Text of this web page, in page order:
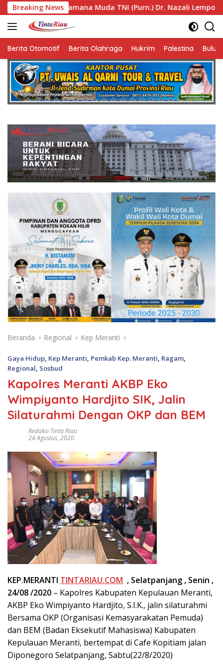
Langsung
ke
konten
Breaking News
Muda TNI (Purn.) Dr. Nazali Lempo Layak
Berita Otomotif Berita Olahraga Hukrim Palestina
Beranda Regional Kep Meranti
Gaya Hidup Kep Meranti Pemkab Kep. Meranti Ragam
Regional Sosbud
Kapolres Meranti AKBP Eko
Wimpiyanto Hardjito SIK, Jalin
Silaturahmi Dengan OKP dan BEM
Redaksi Tinta Riau
24 Agustus, 2020
KEP.MERANTI TINTARIAU.COM , Selatpanjang , Senin ,
24/08 /2020 – Kapolres Kabupaten Kepulauan Meranti,
AKBP Eko Wimpiyanto Hardjito, S.I.K., jalin silaturahmi
Bersama OKP (Organisasi Kemasyarakatan Pemuda)
dan BEM (Badan Eksekutif Mahasiswa) Kabupaten
Kepulauan Meranti, bertempat di Cafe Kopitiam jalan
Diponegoro Selatpanjang, Sabtu(22/8/2020)